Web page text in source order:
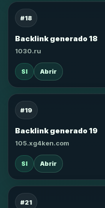
#18
Backlink generado 18
1030.ru
SI Abrir
#19
Backlink generado 19
105.xg4ken.com
SI Abrir
#21